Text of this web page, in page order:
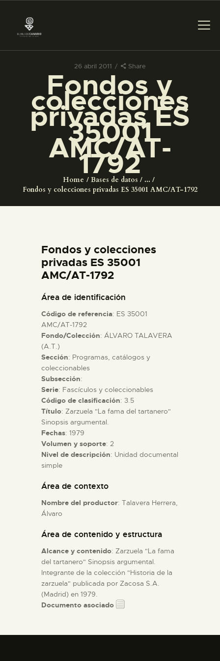
26 abril 2011 Share
Fondos y
colecciones
privadas ES
35001
AMC/AT-
1792
Home Bases de datos
...
Fondos y colecciones privadas ES 35001 AMC/AT-1792
PREPARAR LA VISITA
ACTIVIDADES
EL MUSEO
ESPAÑOL
ACTIVIDADES
█
EL MUSEO
COLECCIONES
DIDÁCTICA
ESPAÑOL
Fondos y colecciones
privadas ES 35001
AMC/AT-1792
Área de identificación
Código de referencia: ES 35001
AMC/AT-1792
Fondo/Colección: ÁLVARO TALAVERA
(A.T.)
Sección: Programas, catálogos y
coleccionables
Subsección:
Serie: Fascículos y coleccionables
Código de clasificación: 3.5
Título: Zarzuela "La fama del tartanero"
Sinopsis argumental.
Fechas: 1979
Volumen y soporte: 2
Nivel de descripción: Unidad documental
simple
Área de contexto
Nombre del productor: Talavera Herrera,
Álvaro
Área de contenido y estructura
Alcance y contenido: Zarzuela "La fama
del tartanero" Sinopsis argumental.
Integrante de la colección "Historia de la
zarzuela" publicada por Zacosa S.A.
(Madrid) en 1979.
Documento asociado